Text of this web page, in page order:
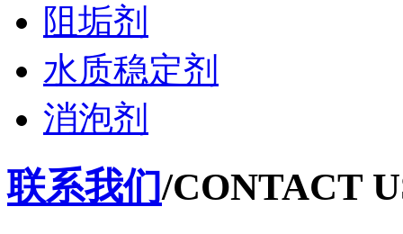
阻垢剂
水质稳定剂
消泡剂
联系我们/CONTACT